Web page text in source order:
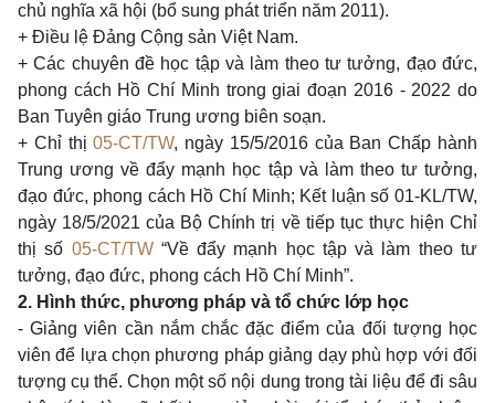
chủ nghĩa xã hội (bổ sung phát triển năm 2011).
+ Điều lệ Đảng Cộng sản Việt Nam.
+ Các chuyên đề học tập và làm theo tư tưởng, đạo đức,
phong cách Hồ Chí Minh trong giai đoạn 2016 - 2022 do
Ban Tuyên giáo Trung ương biên soạn.
+ Chỉ thị05-CT/TW, ngày 15/5/2016 của Ban Chấp hành
Trung ương về đẩy mạnh học tập và làm theo tư tưởng,
đạo đức, phong cách Hồ Chí Minh; Kết luận số 01-KL/TW,
ngày 18/5/2021 của Bộ Chính trị về tiếp tục thực hiện Chỉ
thị số 05-CT/TW“Về đẩy mạnh học tập và làm theo tư
tưởng, đạo đức, phong cách Hồ Chí Minh”.
2. Hình thức, phương pháp và tổ chức lớp học
- Giảng viên cần nắm chắc đặc điểm của đối tượng học
viên để lựa chọn phương pháp giảng dạy phù hợp với đối
tượng cụ thể. Chọn một số nội dung trong tài liệu để đi sâu